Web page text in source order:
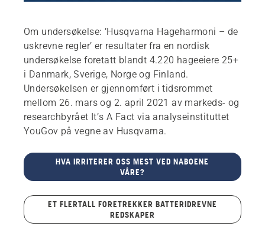
Om undersøkelse: ’Husqvarna Hageharmoni – de
uskrevne regler’ er resultater fra en nordisk
undersøkelse foretatt blandt 4.220 hageeiere 25+
i Danmark, Sverige, Norge og Finland.
Undersøkelsen er gjennomført i tidsrommet
mellom 26. mars og 2. april 2021 av markeds- og
researchbyrået It’s A Fact via analyseinstituttet
YouGov på vegne av Husqvarna.
HVA IRRITERER OSS MEST VED NABOENE
VÅRE?
ET FLERTALL FORETREKKER BATTERIDREVNE
REDSKAPER